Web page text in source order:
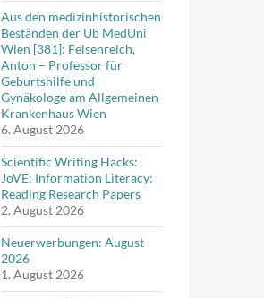
Aus den medizinhistorischen
Beständen der Ub MedUni
Wien [381]: Felsenreich,
Anton – Professor für
Geburtshilfe und
Gynäkologe am Allgemeinen
Krankenhaus Wien
6. August 2026
Scientific Writing Hacks:
JoVE: Information Literacy:
Reading Research Papers
2. August 2026
Neuerwerbungen: August
2026
1. August 2026